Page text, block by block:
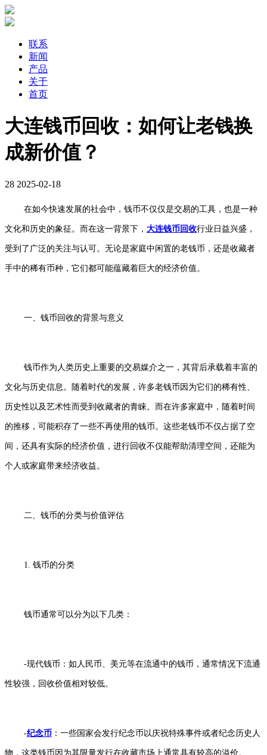
联系
新闻
产品
关于
首页
大连钱币回收：如何让老钱换
成新价值？
28 2025-02-18
在如今快速发展的社会中，钱币不仅仅是交易的工具，也是一种
文化和历史的象征。而在这一背景下， 大连钱币回收行业日益兴盛，
受到了广泛的关注与认可。无论是家庭中闲置的老钱币，还是收藏者
手中的稀有币种，它们都可能蕴藏着巨大的经济价值。
一、钱币回收的背景与意义
钱币作为人类历史上重要的交易媒介之一，其背后承载着丰富的
文化与历史信息。随着时代的发展，许多老钱币因为它们的稀有性、
历史性以及艺术性而受到收藏者的青睐。而在许多家庭中，随着时间
的推移，可能积存了一些不再使用的钱币。这些老钱币不仅占据了空
间，还具有实际的经济价值，进行回收不仅能帮助清理空间，还能为
个人或家庭带来经济收益。
二、钱币的分类与价值评估
1. 钱币的分类
钱币通常可以分为以下几类：
-现代钱币：如人民币、美元等在流通中的钱币，通常情况下流通
性较强，回收价值相对较低。
-纪念币 ：一些国家会发行纪念币以庆祝特殊事件或者纪念历史人
物，这类钱币因为其限量发行在收藏市场上通常具有较高的溢价。